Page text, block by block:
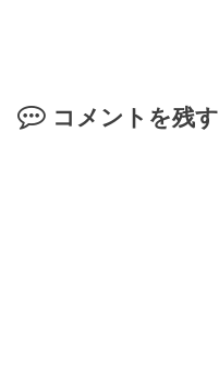
コメントを残す